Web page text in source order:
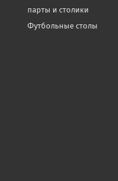
парты и столики
Футбольные столы